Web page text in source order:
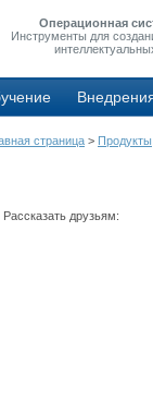
Операционная
Инструменты для
страница > Продукты
Рассказать друзьям: